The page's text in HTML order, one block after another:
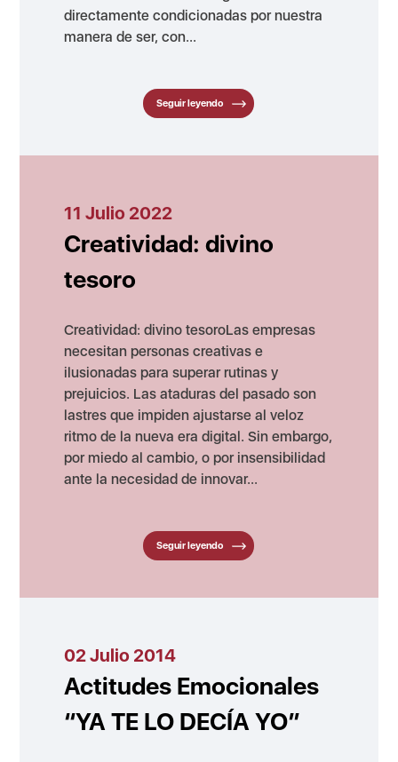
directamente condicionadas por nuestra
manera de ser, con...
Seguir leyendo
11 Julio 2022
Creatividad: divino
tesoro
Creatividad: divino tesoroLas empresas
necesitan personas creativas e
ilusionadas para superar rutinas y
prejuicios. Las ataduras del pasado son
lastres que impiden ajustarse al veloz
ritmo de la nueva era digital. Sin embargo,
por miedo al cambio, o por insensibilidad
ante la necesidad de innovar...
Seguir leyendo
02 Julio 2014
Actitudes Emocionales
“YA TE LO DECÍA YO”